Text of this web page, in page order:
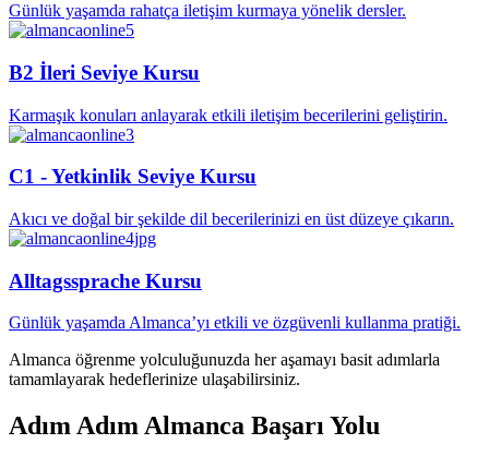
Günlük yaşamda rahatça iletişim kurmaya yönelik dersler.
B2 İleri Seviye Kursu
Karmaşık konuları anlayarak etkili iletişim becerilerini geliştirin.
C1 - Yetkinlik Seviye Kursu
Akıcı ve doğal bir şekilde dil becerilerinizi en üst düzeye çıkarın.
Alltagssprache Kursu
Günlük yaşamda Almanca’yı etkili ve özgüvenli kullanma pratiği.
Almanca öğrenme yolculuğunuzda her aşamayı basit adımlarla
tamamlayarak hedeflerinize ulaşabilirsiniz.
Adım Adım Almanca Başarı Yolu